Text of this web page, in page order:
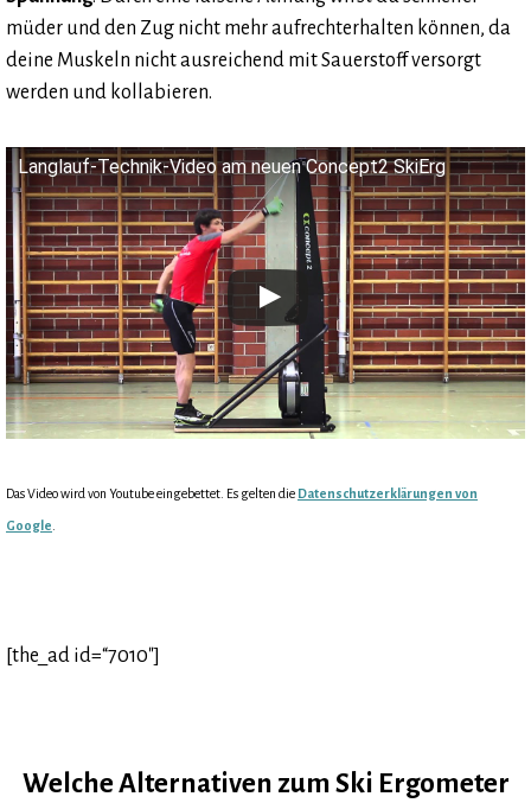
müder und den Zug nicht mehr aufrechterhalten können, da
deine Muskeln nicht ausreichend mit Sauerstoff versorgt
werden und kollabieren.
Langlauf-Technik-Video am neuen Concept2 SkiErg
Das Video wird von Youtube eingebettet. Es gelten die Datenschutzerklärungen von
Google.
[the_ad id=“7010″]
Welche Alternativen zum Ski Ergometer